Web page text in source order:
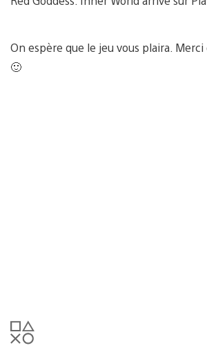
On espère que le jeu vous plaira. Merci
🙂